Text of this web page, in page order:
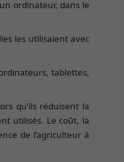
ordinateur, dans le
les utilisaient avec
tablettes,
qu’ils réduisent la
utilisés. Le coût, la
de l’agriculteur à